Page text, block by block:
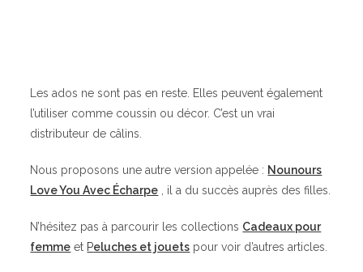
Les ados ne sont pas en reste. Elles peuvent également
l’utiliser comme coussin ou décor. C’est un vrai
distributeur de câlins.
Nous proposons une autre version appelée : Nounours
Love You Avec Écharpe , il a du succès auprès des filles.
N’hésitez pas à parcourir les collections Cadeaux pour
femme et Peluches et jouets pour voir d’autres articles.